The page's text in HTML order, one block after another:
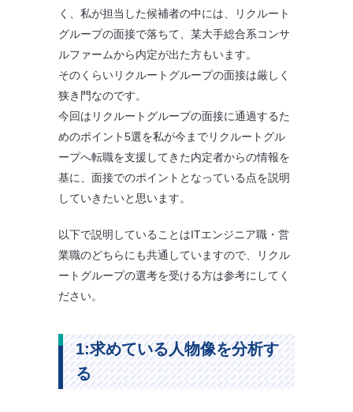
く、私が担当した候補者の中には、リクルート
グループの面接で落ちて、某大手総合系コンサ
ルファームから内定が出た方もいます。
そのくらいリクルートグループの面接は厳しく
狭き門なのです。
今回はリクルートグループの面接に通過するた
めのポイント5選を私が今までリクルートグル
ープへ転職を支援してきた内定者からの情報を
基に、面接でのポイントとなっている点を説明
していきたいと思います。
以下で説明していることはITエンジニア職・営
業職のどちらにも共通していますので、リクル
ートグループの選考を受ける方は参考にしてく
ださい。
1:求めている人物像を分析す
る